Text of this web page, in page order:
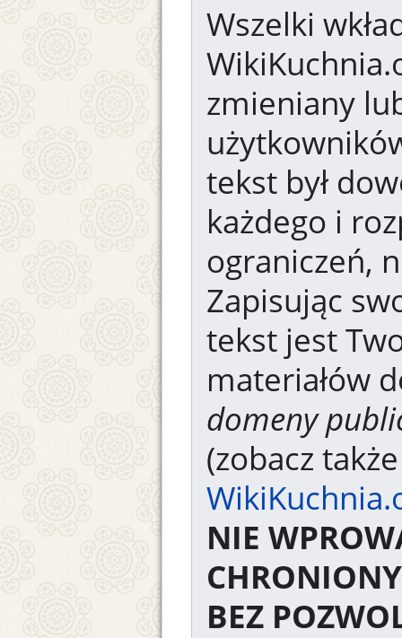
Wszelki
zmieniany
tekst był
każdego i
ograniczeń,
Zapisując
tekst jest
materiałów
domeny
(zobacz
NIE
BEZ